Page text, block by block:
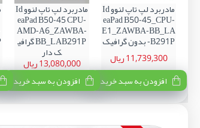
مادربرد لپ تاپ لنوو Id
eaPad B50-45_CPU-
E1_ZAWBA-BB_LA
-B291P بدون گرافیک
11,739,300 ریال
افزودن به سبد خرید
مادربرد لپ تاپ لنوو Id
eaPad B50-45 CPU-
AMD-A6_ZAWBA-
BB_LAB291P گرافی
ک دار
13,080,000 ریال
افزودن به سبد خرید